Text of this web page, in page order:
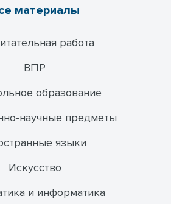
материалы
работа
ВПР
образование
научные предметы
языки
Искусство
и информатика